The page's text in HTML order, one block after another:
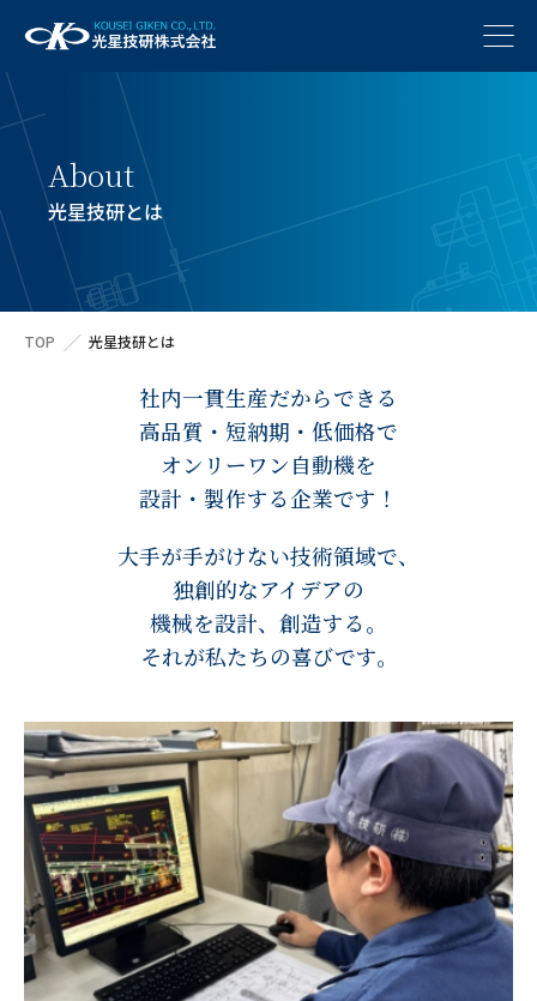
About
光星技研とは
TOP 光星技研とは
社内一貫生産だからできる
高品質・短納期・低価格で
オンリーワン自動機を
設計・製作する企業です！
大手が手がけない技術領域で、
独創的なアイデアの
機械を設計、創造する。
それが私たちの喜びです。